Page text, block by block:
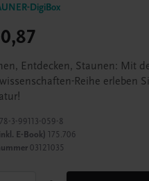
DigiBox
Entdecken, Staunen: Mit
Reihe erleben
3-99113-059-8
E-Book) 175.706
03121035